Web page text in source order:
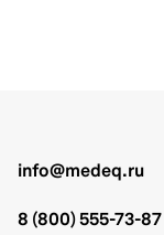
info@medeq.ru
8 (800) 555-73-87